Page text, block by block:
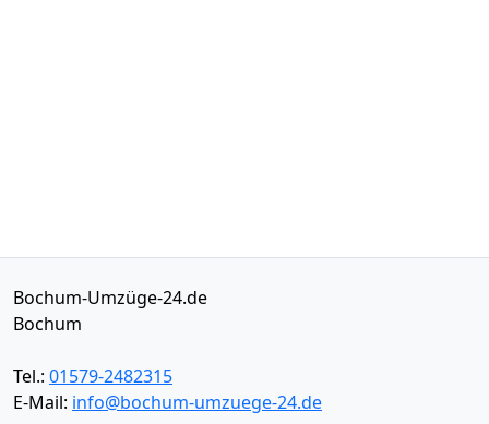
Bochum-Umzüge-24.de
Bochum
Tel.: 01579-2482315
E-Mail: info@bochum-umzuege-24.de